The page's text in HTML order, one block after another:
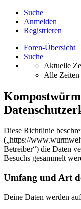
Suche
Anmelden
Registrieren
Foren-Übersicht
Suche
Aktuelle
Alle Zeiten
Diese Richtlinie
(„https://
Betreiber“) die Daten
Besuchs gesammelt
Umfang und Art
Deine Daten werden